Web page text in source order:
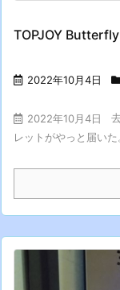
TOPJOY Butterfly
2022年10月4日
2022年10月4日
レットがやっと届い